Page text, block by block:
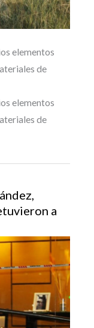
elementos
de
elementos
de
a